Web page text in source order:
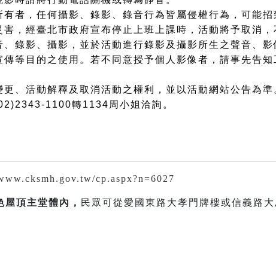
有者，任何攝影、錄影、錄音行為皆屬侵權行為，可能
害，經臺北市政府宣布停止上班上課時，活動將予取消
、錄影、攝影，並於活動進行錄影及攝影所生之聲音、
傳等目的之使用。若不同意授予個人影像者，請事先告
更、活動解釋及取消活動之權利，並以活動網站公告為準
1100轉1134周小姐洽詢。
cp.aspx?n=6027
屋頂主堂體內 ， 民眾可從愛國東路大孝門牌樓或信義路